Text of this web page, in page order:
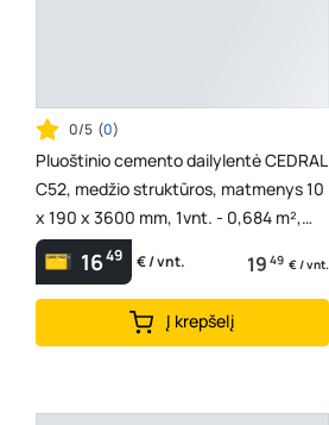
0/5 (0)
Pluoštinio cemento dailylentė CEDRAL
C52, medžio struktūros, matmenys 10
x 190 x 3600 mm, 1vnt. - 0,684 m²,
141374
1649 € / vnt. 19 49 € / vnt.
Į krepšelį